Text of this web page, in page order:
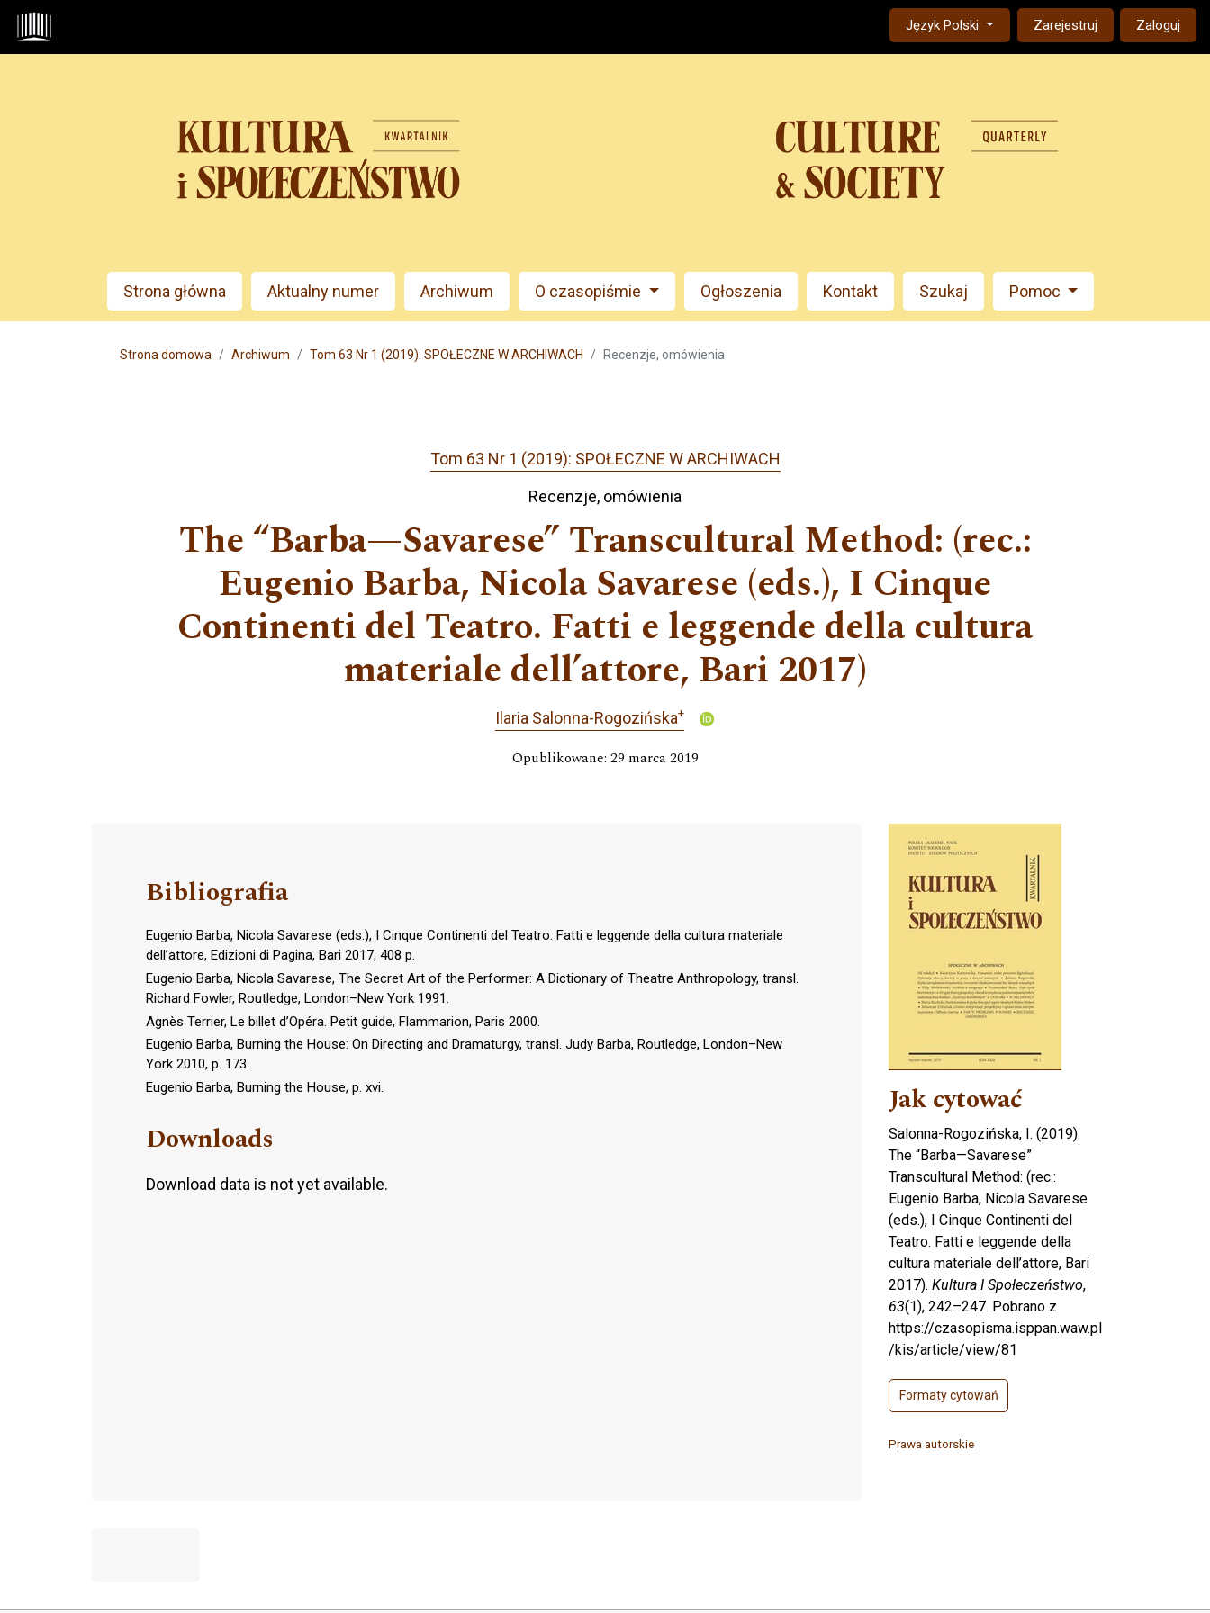
Przejdź do głównego menu
Przejdź do sekcji głównej
Przejdź do stopki
Change the language. The current language is:
Język Polski
Admin menu Zarejestruj Zaloguj
Main menu
Strona główna Aktualny numer Archiwum O czasopiśmie Ogłoszenia Kontakt Szukaj Pomoc
Strona domowa Archiwum Tom 63 Nr 1 (2019): SPOŁECZNE W ARCHIWACH Recenzje, omówienia
Tom 63 Nr 1 (2019): SPOŁECZNE W ARCHIWACH
Recenzje, omówienia
The “Barba—Savarese” Transcultural Method: (rec.:
Eugenio Barba, Nicola Savarese (eds.), I Cinque
Continenti del Teatro. Fatti e leggende della cultura
materiale dell’attore, Bari 2017)
Ilaria Salonna-Rogozińska+
Opublikowane: 29 marca 2019
Bibliografia
Eugenio Barba, Nicola Savarese (eds.), I Cinque Continenti del Teatro. Fatti e leggende della cultura materiale
dell’attore, Edizioni di Pagina, Bari 2017, 408 p.
Eugenio Barba, Nicola Savarese, The Secret Art of the Performer: A Dictionary of Theatre Anthropology, transl.
Richard Fowler, Routledge, London–New York 1991.
Agnès Terrier, Le billet d’Opéra. Petit guide, Flammarion, Paris 2000.
Eugenio Barba, Burning the House: On Directing and Dramaturgy, transl. Judy Barba, Routledge, London–New
York 2010, p. 173.
Eugenio Barba, Burning the House, p. xvi.
Downloads
Download data is not yet available.
Cover image
Jak cytować
Salonna-Rogozińska, I. (2019).
The “Barba—Savarese”
Transcultural Method: (rec.:
Eugenio Barba, Nicola Savarese
(eds.), I Cinque Continenti del
Teatro. Fatti e leggende della
cultura materiale dell’attore, Bari
2017). Kultura I Społeczeństwo,
63(1), 242–247. Pobrano z
https://czasopisma.isppan.waw.pl
/kis/article/view/81
Formaty cytowań
Prawa autorskie